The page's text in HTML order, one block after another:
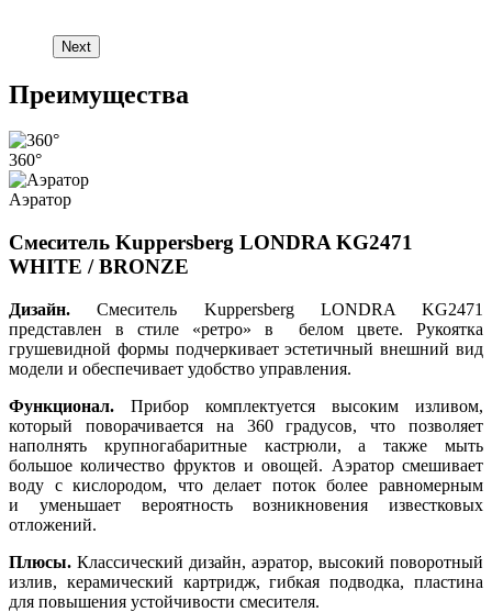
Next
Преимущества
360°
Аэратор
Смеситель Kuppersberg LONDRA KG2471
WHITE / BRONZE
Дизайн. Смеситель Kuppersberg LONDRA KG2471
представлен в стиле «ретро» в белом цвете. Рукоятка
грушевидной формы подчеркивает эстетичный внешний вид
модели и обеспечивает удобство управления.
Функционал. Прибор комплектуется высоким изливом,
который поворачивается на 360 градусов, что позволяет
наполнять крупногабаритные кастрюли, а также мыть
большое количество фруктов и овощей. Аэратор смешивает
воду с кислородом, что делает поток более равномерным
и уменьшает вероятность возникновения известковых
отложений.
Плюсы. Классический дизайн, аэратор, высокий поворотный
излив, керамический картридж, гибкая подводка, пластина
для повышения устойчивости смесителя.